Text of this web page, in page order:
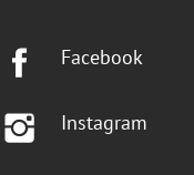
Facebook
Instagram